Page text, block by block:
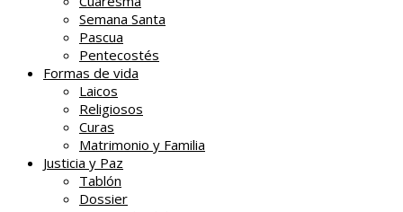
Semana Santa
Pascua
Pentecostés
Formas de vida
Laicos
Religiosos
Curas
Matrimonio y Familia
Justicia y Paz
Tablón
Dossier